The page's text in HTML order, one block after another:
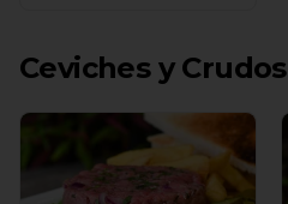
Ceviches y Crudos